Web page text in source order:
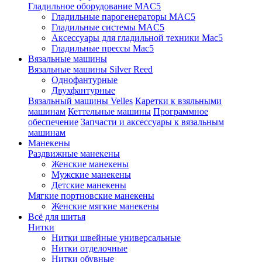
Гладильное оборудование MAC5
Гладильные парогенераторы MAC5
Гладильные системы MAC5
Аксессуары для гладильной техники Mac5
Гладильные прессы Mac5
Вязальные машины
Вязальные машины Silver Reed
Однофантурные
Двухфантурные
Вязальный машины Velles Каретки к взяльными
машинам Кеттельные машины Программное
обеспечение Запчасти и аксессуары к вязальным
машинам
Манекены
Раздвижные манекены
Женские манекены
Мужские манекены
Детские манекены
Мягкие портновские манекены
Женские мягкие манекены
Всё для шитья
Нитки
Нитки швейные универсальные
Нитки отделочные
Нитки обувные